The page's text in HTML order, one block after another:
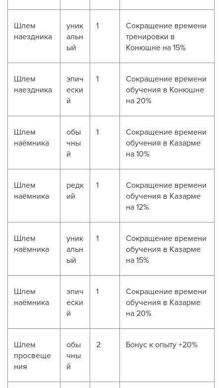
Шлем
наездника
уник
альн
ый
1
Сокращение времени
тренировки в
Конюшне на 15%
Шлем
наездника
эпич
ески
й
1
Сокращение времени
обучения в Конюшне
на 20%
Шлем
наёмника
обы
чны
й
1
Сокращение времени
обучения в Казарме
на 10%
Шлем
наёмника
редк
ий
1
Сокращение времени
обучения в Казарме
на 12%
Шлем
наёмника
уник
альн
ый
1
Сокращение времени
обучения в Казарме
на 15%
Шлем
наёмника
эпич
ески
й
1
Сокращение времени
обучения в Казарме
на 20%
Шлем
просвеще
ния
обы
чны
й
2 Бонус к опыту +20%